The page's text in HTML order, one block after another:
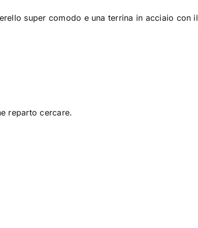
super comodo e una terrina in acciaio con il
reparto cercare.